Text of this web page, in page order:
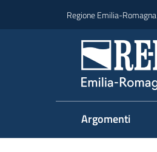
Regione Emilia-Romagna
Argomenti